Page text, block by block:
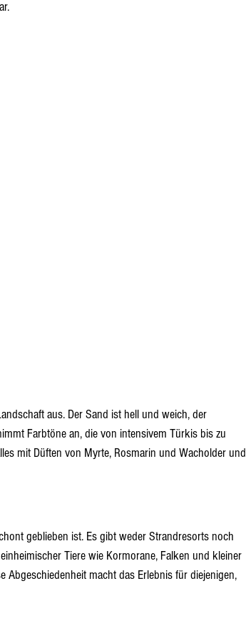
aus. Der Sand ist hell und weich, der
Farbtöne an, die von intensivem Türkis bis zu
mit Düften von Myrte, Rosmarin und Wacholder und
geblieben ist. Es gibt weder Strandresorts noch
Tiere wie Kormorane, Falken und kleiner
Abgeschiedenheit macht das Erlebnis für diejenigen,